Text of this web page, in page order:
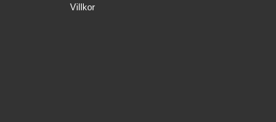
Villkor